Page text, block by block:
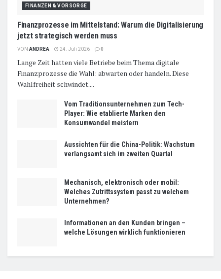
FINANZEN & VORSORGE
Finanzprozesse im Mittelstand: Warum die Digitalisierung
jetzt strategisch werden muss
VON ANDREA 24. Juli 2026 0
Lange Zeit hatten viele Betriebe beim Thema digitale
Finanzprozesse die Wahl: abwarten oder handeln. Diese
Wahlfreiheit schwindet....
Vom Traditionsunternehmen zum Tech-
Player: Wie etablierte Marken den
Konsumwandel meistern
Aussichten für die China-Politik: Wachstum
verlangsamt sich im zweiten Quartal
Mechanisch, elektronisch oder mobil:
Welches Zutrittssystem passt zu welchem
Unternehmen?
Informationen an den Kunden bringen –
welche Lösungen wirklich funktionieren